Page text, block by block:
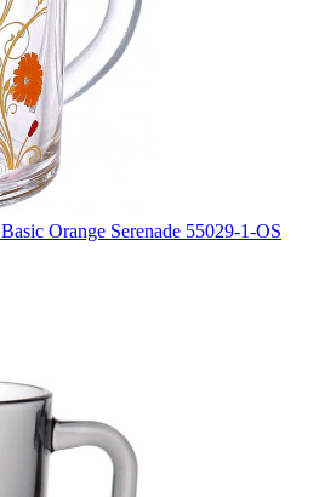
Orange Serenade 55029-1-OS